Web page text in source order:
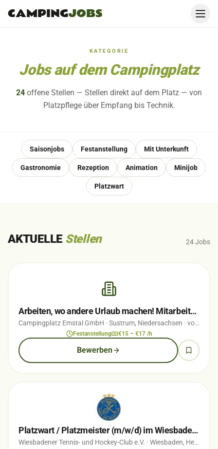
CAMPINGJOBS
KATEGORIE
Jobs auf dem Campingplatz
24 offene Stellen — Stellen direkt auf dem Platz — von
Platzpflege über Empfang bis Technik.
Saisonjobs Festanstellung Mit Unterkunft
Gastronomie Rezeption Animation Minijob
Platzwart
AKTUELLE Stellen 24Jobs
Arbeiten, wo andere Urlaub machen! Mitarbeiter (m/w/d) für Rezeption, Büro &…
Campingplatz Emstal GmbH · Sustrum, Niedersachsen · vor 2 Wochen
Festanstellung €15 – €17 /h
Bewerben
Platzwart / Platzmeister (m/w/d) im Wiesbadener Nerotal
Wiesbadener Tennis- und Hockey-Club e.V. · Wiesbaden, Hessen